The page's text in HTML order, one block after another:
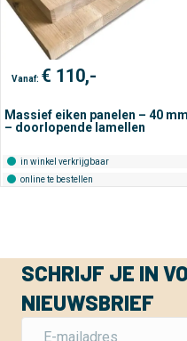
Vanaf: € 110,-
Massief eiken panelen – 40 mm
– doorlopende lamellen
in winkel verkrijgbaar
online te bestellen
SCHRIJF JE IN
NIEUWSBRIEF